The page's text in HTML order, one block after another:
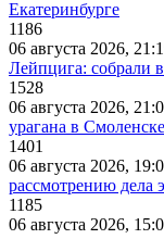
Екатеринбурге
1186
06 августа 2026,
Лейпцига: собрали
1528
06 августа 2026,
урагана в Смоленске
1401
06 августа 2026,
рассмотрению
1185
06 августа 2026,